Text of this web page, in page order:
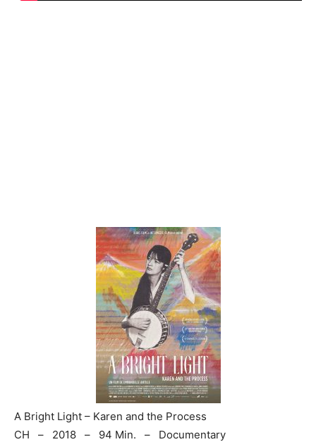
A Bright Light – Karen and the Process
CH – 2018 – 94 Min. – Documentary